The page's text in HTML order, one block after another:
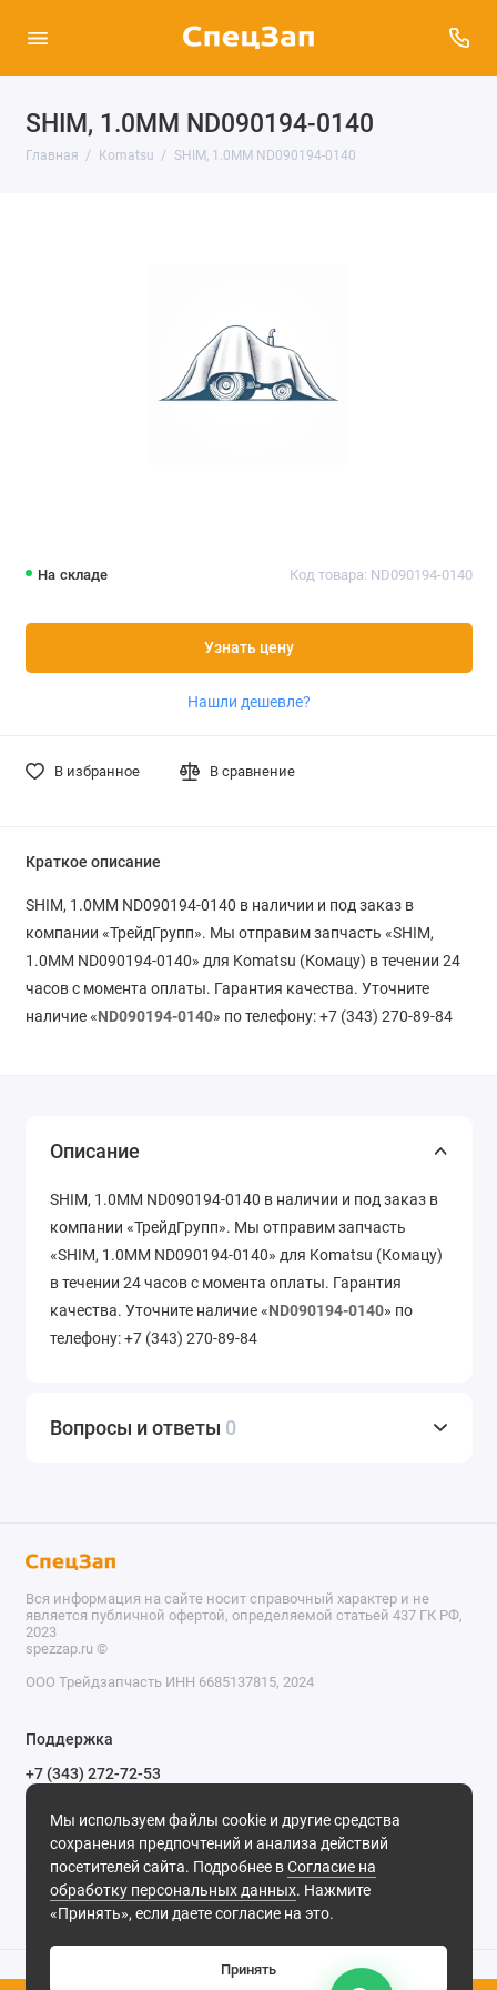
SHIM, 1.0MM ND090194-0140
Главная Komatsu SHIM, 1.0MM ND090194-0140
На складе Код товара: ND090194-0140
Узнать цену
Нашли дешевле?
В избранное В сравнение
Краткое описание
SHIM, 1.0MM ND090194-0140 в наличии и под заказ в
компании «ТрейдГрупп». Мы отправим запчасть «SHIM,
1.0MM ND090194-0140» для Komatsu (Комацу) в течении 24
часов с момента оплаты. Гарантия качества. Уточните
наличие «ND090194-0140» по телефону: +7 (343) 270-89-84
Описание
SHIM, 1.0MM ND090194-0140 в наличии и под заказ в
компании «ТрейдГрупп». Мы отправим запчасть
«SHIM, 1.0MM ND090194-0140» для Komatsu (Комацу)
в течении 24 часов с момента оплаты. Гарантия
качества. Уточните наличие «ND090194-0140» по
телефону: +7 (343) 270-89-84
Вопросы и ответы 0
Мы используем файлы cookie и другие средства
сохранения предпочтений и анализа действий
посетителей сайта. Подробнее вСогласие на
обработку персональных данных. Нажмите
«Принять», если даете согласие на это.
Принять
Вся информация на сайте носит справочный характер и не
является публичной офертой, определяемой статьей 437 ГК РФ,
2023
spezzap.ru ©️
ООО Трейдзапчасть ИНН 6685137815, 2024
Поддержка
+7 (343) 272-72-53
Обратный звонок
620030, г. Екатеринбург, ул. Карьерная, д. 14, оф. 14.
Мы в сети